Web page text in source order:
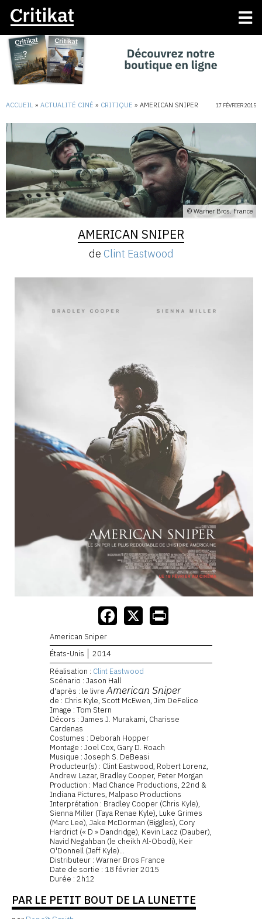
ACCUEIL » ACTUALITÉ CINÉ » CRITIQUE » AMERICAN SNIPER 17 FÉVRIER 2015
© Warner Bros. France
AMERICAN SNIPER
de Clint Eastwood
American Sniper
États-Unis
2014
Réalisation : Clint Eastwood
Scénario : Jason Hall
d'après : le livreAmerican Sniper
de : Chris Kyle, Scott McEwen, Jim DeFelice
Image : Tom Stern
Décors : James J. Murakami, Charisse
Cardenas
Costumes : Deborah Hopper
Montage : Joel Cox, Gary D. Roach
Musique : Joseph S. DeBeasi
Producteur(s) : Clint Eastwood, Robert Lorenz,
Andrew Lazar, Bradley Cooper, Peter Morgan
Production : Mad Chance Productions, 22nd &
Indiana Pictures, Malpaso Productions
Interprétation : Bradley Cooper (Chris Kyle),
Sienna Miller (Taya Renae Kyle), Luke Grimes
(Marc Lee), Jake McDorman (Biggles), Cory
Hardrict (« D » Dandridge), Kevin Lacz (Dauber),
Navid Negahban (le cheikh Al-Obodi), Keir
O'Donnell (Jeff Kyle)...
Distributeur : Warner Bros France
Date de sortie : 18 février 2015
Durée : 2h12
PAR LE PETIT BOUT DE LA LUNETTE